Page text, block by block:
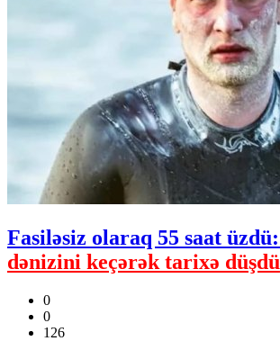
Fasiləsiz olaraq 55 saat üzdü:
dənizini keçərək tarixə düşdü
0
0
126